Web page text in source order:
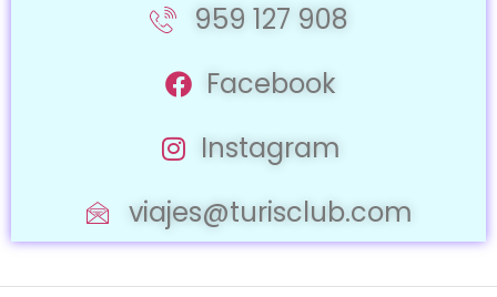
959 127 908
Facebook
Instagram
viajes@turisclub.com